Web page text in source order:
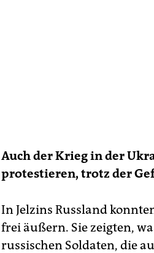
Auch der Krieg in der
protestieren, trotz der
In Jelzins Russland
frei äußern. Sie zeigten,
russischen Soldaten, die